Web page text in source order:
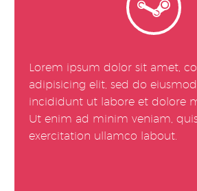


Lorem ipsum dolor sit amet,
adipisicing elit, sed do
incididunt ut labore et dolore
Ut enim ad minim veniam,
exercitation ullamco labout.